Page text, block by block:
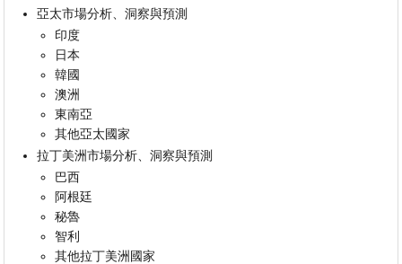
亞太市場分析、洞察與預測
印度
日本
韓國
澳洲
東南亞
其他亞太國家
拉丁美洲市場分析、洞察與預測
巴西
阿根廷
秘魯
智利
其他拉丁美洲國家